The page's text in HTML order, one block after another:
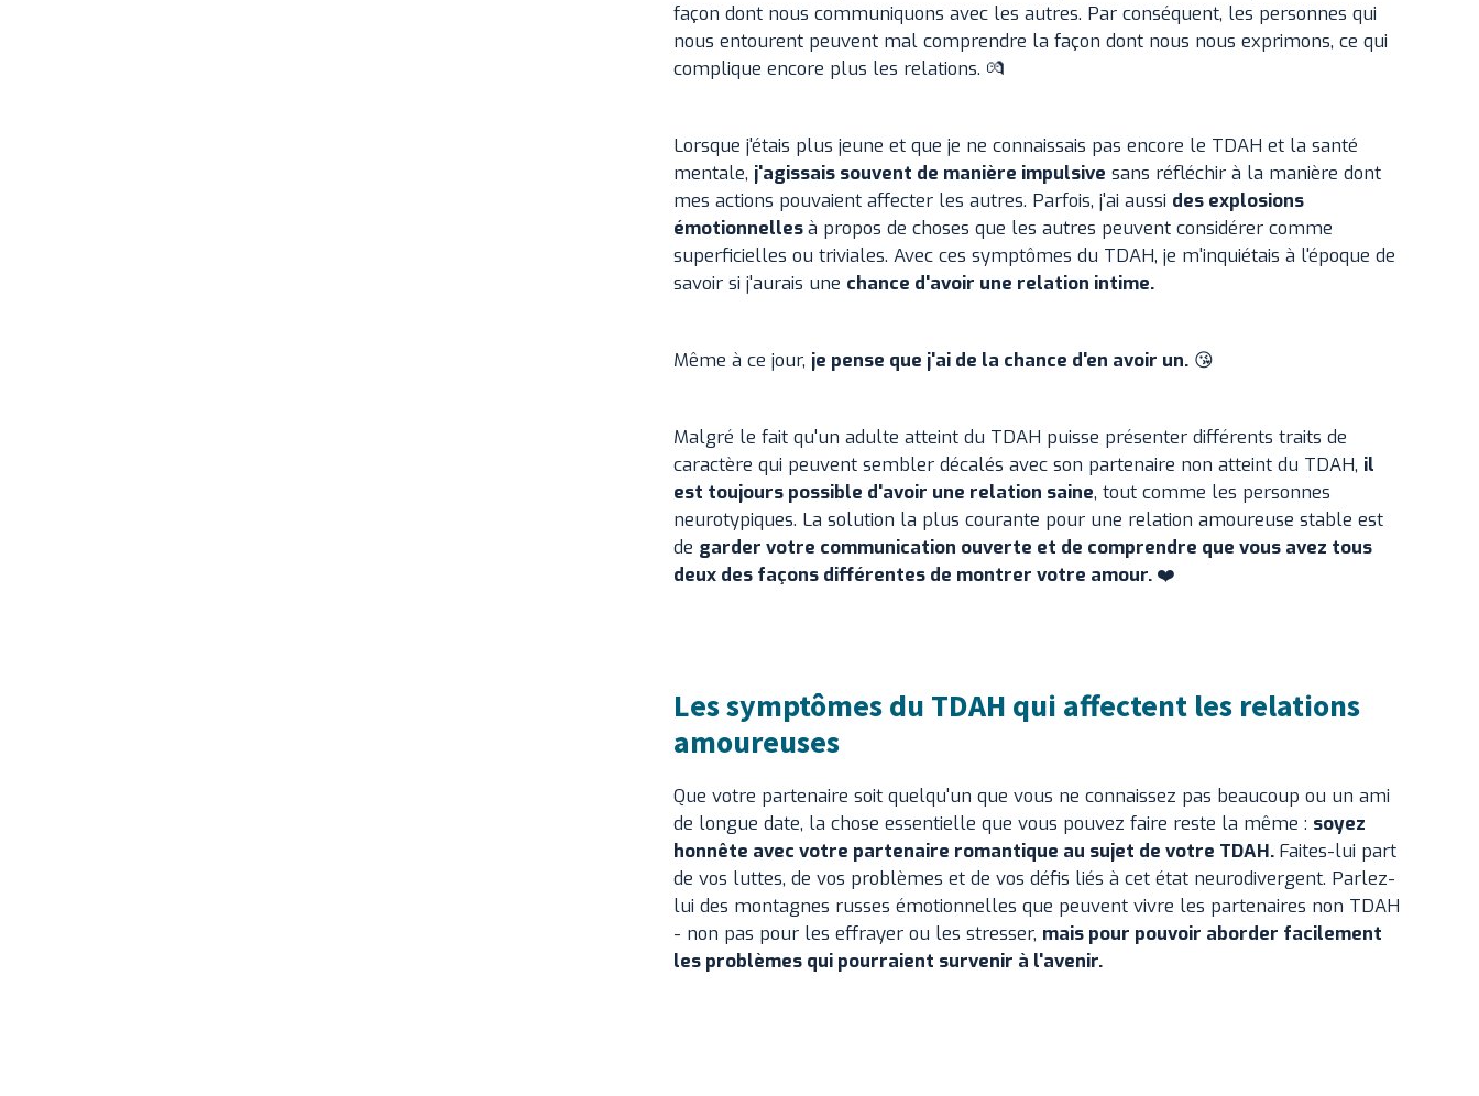
façon dont nous communiquons avec les autres. Par conséquent, les personnes qui
nous entourent peuvent mal comprendre la façon dont nous nous exprimons, ce qui
complique encore plus les relations. 💏
Lorsque j'étais plus jeune et que je ne connaissais pas encore le TDAH et la santé
mentale, j'agissais souvent de manière impulsive sans réfléchir à la manière dont
mes actions pouvaient affecter les autres. Parfois, j'ai aussi des explosions
émotionnellesà propos de choses que les autres peuvent considérer comme
superficielles ou triviales. Avec ces symptômes du TDAH, je m'inquiétais à l'époque de
savoir si j'aurais une chance d'avoir une relation intime.
Même à ce jour, je pense que j'ai de la chance d'en avoir un.😘
Malgré le fait qu'un adulte atteint du TDAH puisse présenter différents traits de
caractère qui peuvent sembler décalés avec son partenaire non atteint du TDAH, il
est toujours possible d'avoir une relation saine, tout comme les personnes
neurotypiques. La solution la plus courante pour une relation amoureuse stable est
de garder votre communication ouverte et de comprendre que vous avez tous
deux des façons différentes de montrer votre amour. ❤️
Les symptômes du TDAH qui affectent les relations
amoureuses
Que votre partenaire soit quelqu'un que vous ne connaissez pas beaucoup ou un ami
de longue date, la chose essentielle que vous pouvez faire reste la même : soyez
honnête avec votre partenaire romantique au sujet de votre TDAH. Faites-lui part
de vos luttes, de vos problèmes et de vos défis liés à cet état neurodivergent. Parlez-
lui des montagnes russes émotionnelles que peuvent vivre les partenaires non TDAH
- non pas pour les effrayer ou les stresser, mais pour pouvoir aborder facilement
les problèmes qui pourraient survenir à l'avenir.